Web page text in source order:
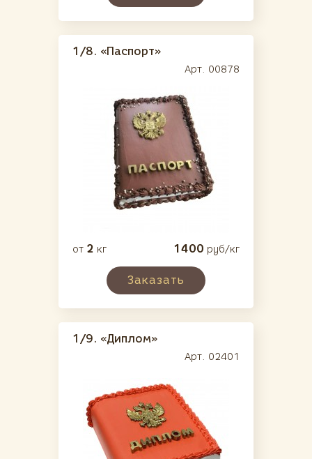
1/8. «Паспорт»
Арт. 00878
от 2 кг 1400 руб/кг
Заказать
1/9. «Диплом»
Арт. 02401